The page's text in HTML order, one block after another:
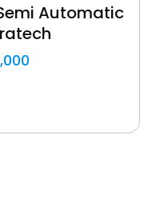
Automatic